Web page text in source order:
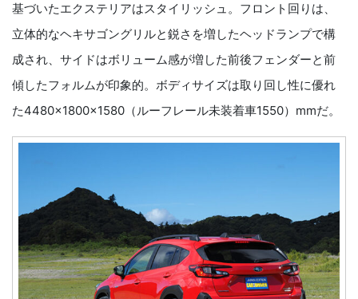
基づいたエクステリアはスタイリッシュ。フロント回りは、
立体的なヘキサゴングリルと鋭さを増したヘッドランプで構
成され、サイドはボリューム感が増した前後フェンダーと前
傾したフォルムが印象的。ボディサイズは取り回し性に優れ
た4480×1800×1580（ルーフレール未装着車1550）mmだ。